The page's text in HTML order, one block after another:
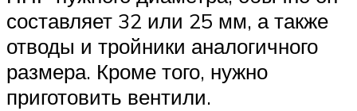
составляет 32 или 25 мм, а также
отводы и тройники аналогичного
размера. Кроме того, нужно
приготовить вентили.